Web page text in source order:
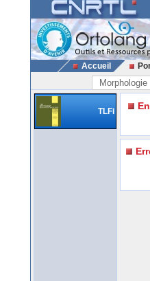
Accueil
Morphologie
TLFi